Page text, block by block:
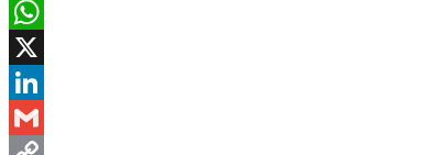
Messenger
WhatsApp
X
LinkedIn